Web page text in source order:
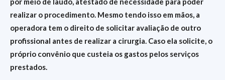
realizar o procedimento. Mesmo tendo isso em mãos, a
operadora tem o direito de solicitar avaliação de outro
profissional antes de realizar a cirurgia. Caso ela solicite, o
próprio convênio que custeia os gastos pelos serviços
prestados.